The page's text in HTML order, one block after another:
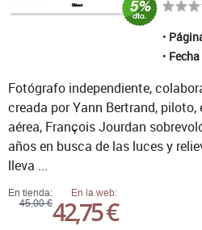
En tienda:
45,00 €
En la web:
42,75 €
Fotógrafo independiente,
creada por Yann Bertrand,
aérea, François Jourdan
años en busca de las luces y
lleva ...